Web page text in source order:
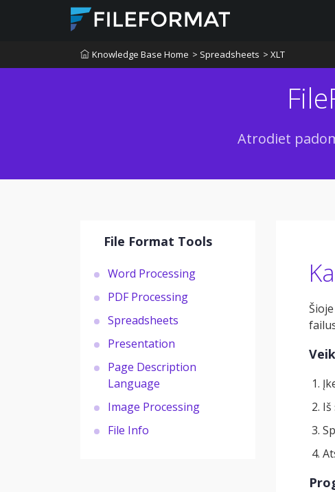
Knowledge Base Home > Spreadsheets > XLT
Atrodiet
File Format Tools
Word Processing
PDF Processing
Spreadsheets
Presentation
Page Description
Language
Image Processing
File Info
Iš